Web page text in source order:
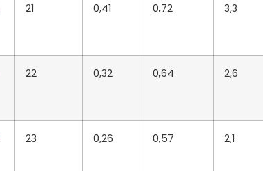
21 0,41 0,72 3,3
22 0,32 0,64 2,6
23 0,26 0,57 2,1